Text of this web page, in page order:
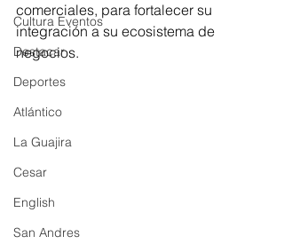
Cultura Eventos
Destacar
Deportes
Atlántico
La Guajira
Cesar
English
San Andres
comerciales, para fortalecer su
integración a su ecosistema de
negocios.